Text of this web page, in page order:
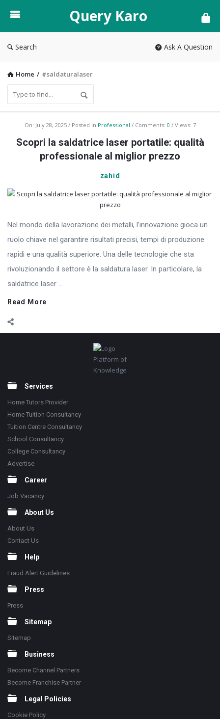
Karo
Query Karo
Search Ask A Question
Home / #saldaturalaser
Query
Karo
On: July 28, 2025 Posted in Professional Comments: 0 Views: 7
Scopri la saldatrice laser portatile: qualità
professionale al miglior prezzo
zahid
Nel mondo della lavorazione dei metalli, l’innovazione gioca un
ruolo chiave nel garantire risultati precisi, tempi di produzione
rapidi e una qualità superiore. Una delle tecnologie che sta
rivoluzionando il settore è la saldatura laser. In particolare, la
saldatrice laser ...
Read More
Platform of
Knowledge
Services
Home Tutors Provider
Home Tuition Consultancy
Tuition Centre Consultancy
School Consultancy
College Consultancy
Advertise
Career
Job Vacancy
About Us
About Us
Contact Us
Help
Fraud Alert Guidelines
Press
Press
Sitemap
Sitemap
Business
Become Channel Partners
Become Franchise Partner
Legal Policies
Cookie Policy